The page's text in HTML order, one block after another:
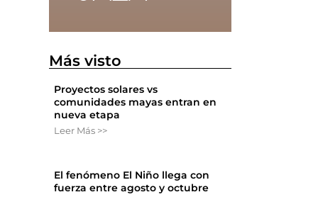
Más visto
Proyectos solares vs
comunidades mayas entran en
nueva etapa
Leer Más >>
El fenómeno El Niño llega con
fuerza entre agosto y octubre